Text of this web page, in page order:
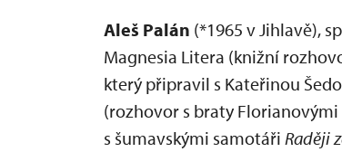
Aleš Palán (*1965 v Jihlavě),
Magnesia Litera (knižní
který připravil s Kateřinou
(rozhovor s braty Florianovými
s šumavskými samotáři Raději